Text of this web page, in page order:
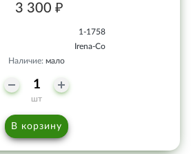
3 300 ₽
1-1758
Irena-Co
Наличие: мало
шт
В корзину